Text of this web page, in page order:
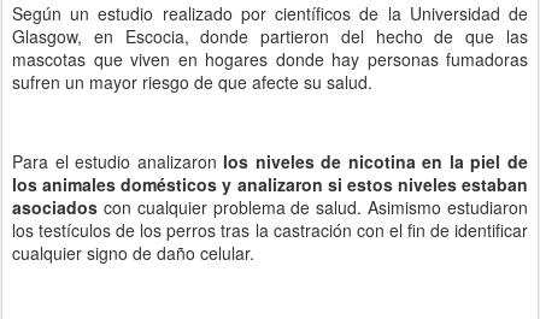
Según un estudio realizado por científicos de la Universidad de
Glasgow, en Escocia, donde partieron del hecho de que las
mascotas que viven en hogares donde hay personas fumadoras
sufren un mayor riesgo de que afecte su salud.
Para el estudio analizaron los niveles de nicotina en la piel de
los animales domésticos y analizaron si estos niveles estaban
asociados con cualquier problema de salud. Asimismo estudiaron
los testículos de los perros tras la castración con el fin de identificar
cualquier signo de daño celular.